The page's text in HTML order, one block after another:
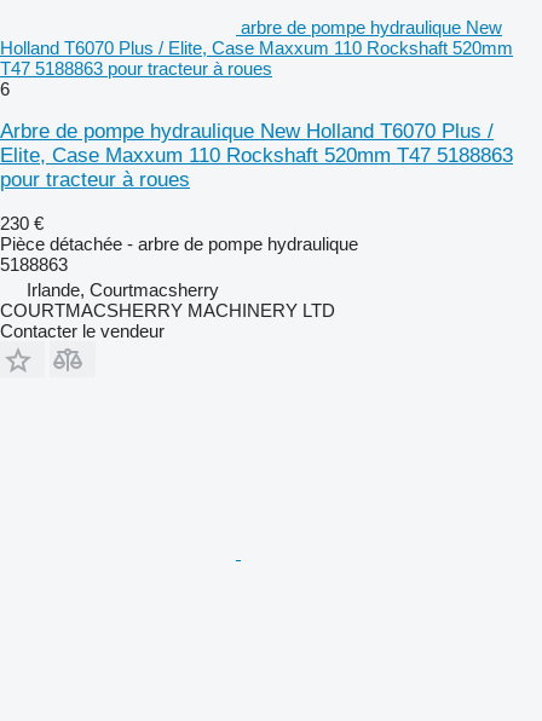
arbre de pompe hydraulique New
Holland T6070 Plus / Elite, Case Maxxum 110 Rockshaft 520mm
T47 5188863 pour tracteur à roues
6
Arbre de pompe hydraulique New Holland T6070 Plus /
Elite, Case Maxxum 110 Rockshaft 520mm T47 5188863
pour tracteur à roues
230 €
Pièce détachée - arbre de pompe hydraulique
5188863
Irlande, Courtmacsherry
COURTMACSHERRY MACHINERY LTD
Contacter le vendeur